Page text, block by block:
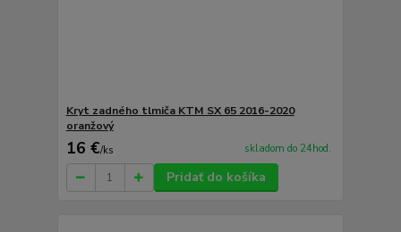
Kryt zadného tlmiča KTM SX 65 2016-2020
oranžový
16 €/ks skladom do 24hod.
Pridať do košíka